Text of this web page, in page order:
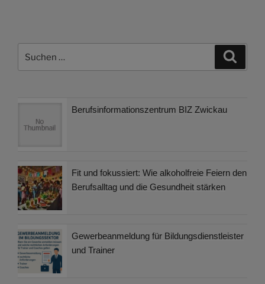
nach:
Berufsinformationszentrum BIZ Zwickau
Fit und fokussiert: Wie alkoholfreie Feiern den
Berufsalltag und die Gesundheit stärken
Gewerbeanmeldung für Bildungsdienstleister
und Trainer